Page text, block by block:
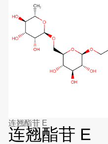
连翘酯苷 E
连翘酯苷 E